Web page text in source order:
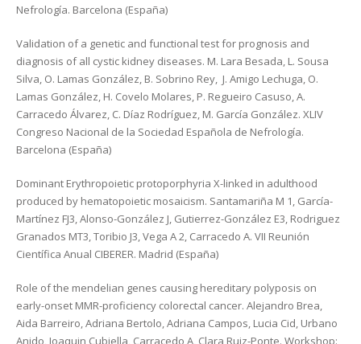
Nefrología. Barcelona (España)
Validation of a genetic and functional test for prognosis and
diagnosis of all cystic kidney diseases. M. Lara Besada, L. Sousa
Silva, O. Lamas González, B. Sobrino Rey, J. Amigo Lechuga, O.
Lamas González, H. Covelo Molares, P. Regueiro Casuso, A.
Carracedo Álvarez, C. Díaz Rodríguez, M. García González. XLIV
Congreso Nacional de la Sociedad Española de Nefrología.
Barcelona (España)
Dominant Erythropoietic protoporphyria X-linked in adulthood
produced by hematopoietic mosaicism. Santamariña M 1, García-
Martínez FJ3, Alonso-González J, Gutierrez-González E3, Rodriguez
Granados MT3, Toribio J3, Vega A 2, Carracedo A. VII Reunión
Científica Anual CIBERER. Madrid (España)
Role of the mendelian genes causing hereditary polyposis on
early-onset MMR-proficiency colorectal cancer. Alejandro Brea,
Aida Barreiro, Adriana Bertolo, Adriana Campos, Lucia Cid, Urbano
Anido, Joaquin Cubiella, Carracedo A, Clara Ruiz-Ponte. Workshop: